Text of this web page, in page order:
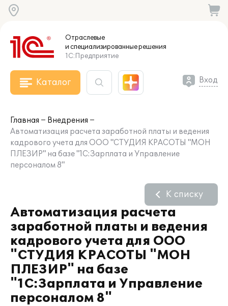
Отраслевые
и специализированныерешения
1С:Предприятие
Каталог Вход
Главная
Внедрения
Автоматизация расчета заработной платы и ведения
кадрового учета для ООО "СТУДИЯ КРАСОТЫ "МОН
ПЛЕЗИР" на базе "1С:Зарплата и Управление
персоналом 8"
Автоматизация расчета
заработной платы и ведения
кадрового учета для ООО
"СТУДИЯ КРАСОТЫ "МОН
ПЛЕЗИР" на базе
"1С:Зарплата и Управление
персоналом 8"
К списку